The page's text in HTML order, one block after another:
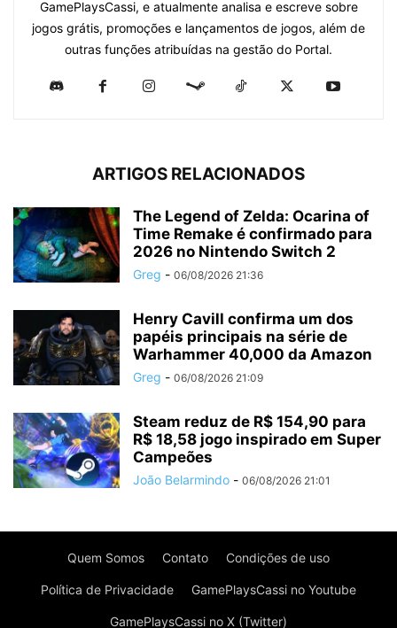
GamePlaysCassi, e atualmente analisa e escreve sobre
jogos grátis, promoções e lançamentos de jogos, além de
outras funções atribuídas na gestão do Portal.
ARTIGOS RELACIONADOS
The Legend of Zelda: Ocarina of
Time Remake é confirmado para
2026 no Nintendo Switch 2
Greg - 06/08/2026 21:36
Henry Cavill confirma um dos
papéis principais na série de
Warhammer 40,000 da Amazon
Greg - 06/08/2026 21:09
Steam reduz de R$ 154,90 para
R$ 18,58 jogo inspirado em Super
Campeões
João Belarmindo - 06/08/2026 21:01
Quem Somos Contato Condições de uso
Política de Privacidade GamePlaysCassi no Youtube
GamePlaysCassi no X (Twitter)